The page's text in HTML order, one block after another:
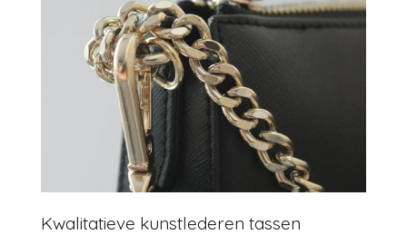
Kwalitatieve kunstlederen tassen